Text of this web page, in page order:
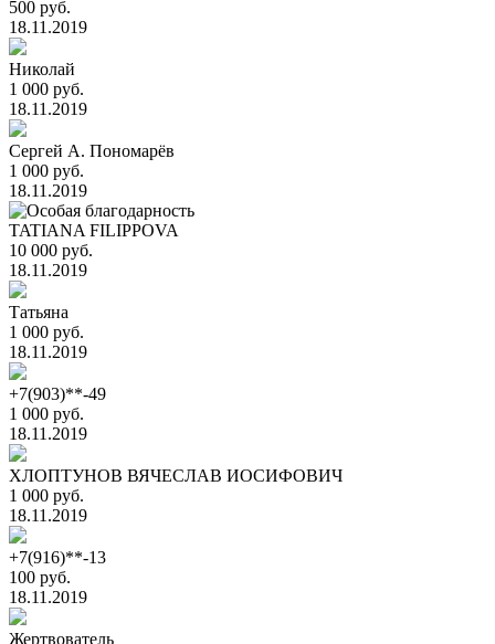
500 руб.
18.11.2019
Николай
1 000 руб.
18.11.2019
Сергей А. Пономарёв
1 000 руб.
18.11.2019
TATIANA FILIPPOVA
10 000 руб.
18.11.2019
Татьяна
1 000 руб.
18.11.2019
+7(903)**-49
1 000 руб.
18.11.2019
ХЛОПТУНОВ ВЯЧЕСЛАВ ИОСИФОВИЧ
1 000 руб.
18.11.2019
+7(916)**-13
100 руб.
18.11.2019
Жертвователь